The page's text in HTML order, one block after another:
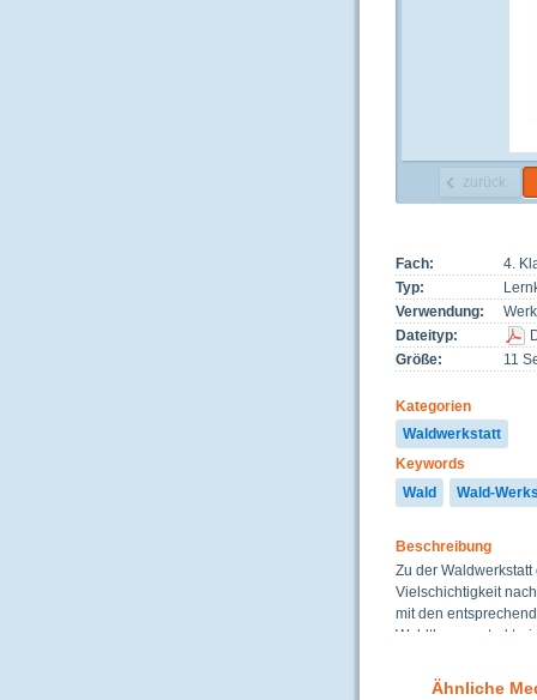
zurück
Fach:
4.
Typ:
Verwendung:
Dateityp:
Größe:
11
Kategorien
Waldwerkstatt
Keywords
Wald
Wald-
Beschreibung
Zu der
Vielschichtigkeit
mit den
Waldthemas
Arbeitsergebnisse
Ähnliche